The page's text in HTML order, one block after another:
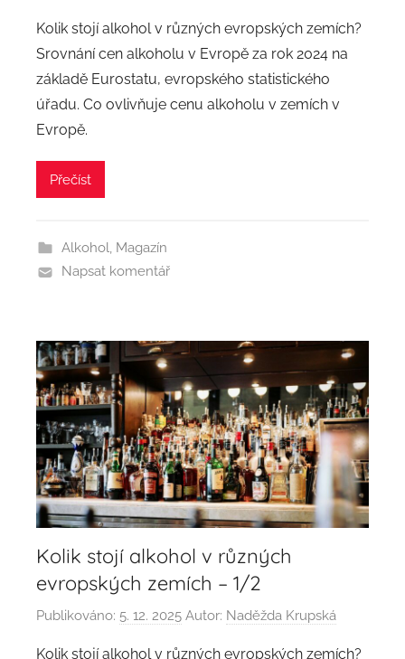
Kolik stojí alkohol v různých evropských zemích?
Srovnání cen alkoholu v Evropě za rok 2024 na
základě Eurostatu, evropského statistického
úřadu. Co ovlivňuje cenu alkoholu v zemích v
Evropě.
Přečíst
Alkohol, Magazín
Napsat komentář
Kolik stojí alkohol v různých
evropských zemích – 1/2
Publikováno: 5. 12. 2025 Autor: Naděžda Krupská
Kolik stojí alkohol v různých evropských zemích?